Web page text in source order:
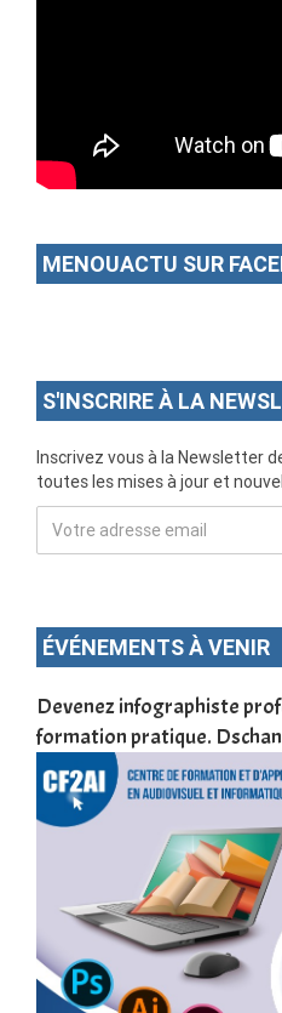
MENOUACTU SUR
S'INSCRIRE À LA
Inscrivez vous à la Newsletter
toutes les mises à jour et
ÉVÉNEMENTS À VENIR
Devenez infographiste
formation pratique.